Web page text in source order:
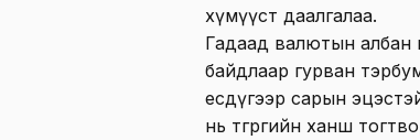
хүмүүст даалгалаа.
Гадаад валютын албан
байдлаар гурван
есдүгээр сарын
нь төгрөгийн ханш